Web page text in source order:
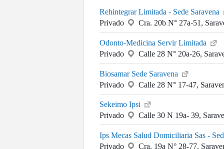
Rehintegrar Limitada - Sede Saravena
Privado Cra. 20b N° 27a-51,
Odonto-Medicina Servir Limitada
Privado Calle 28 N° 20a-26,
Biosamar Sede Saravena
Privado Calle 28 N° 17-47,
Sekeimo Ipsi
Privado Calle 30 N 19a- 39,
Ips Mecas Salud Domiciliaria Sas -
Privado Cra. 19a N° 28-77,